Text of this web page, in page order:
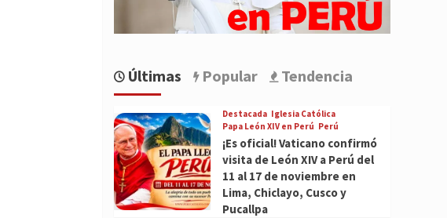
Últimas Popular Tendencia
Destacada Iglesia Católica
Papa León XIV en Perú Perú
¡Es oficial! Vaticano confirmó
visita de León XIV a Perú del
11 al 17 de noviembre en
Lima, Chiclayo, Cusco y
Pucallpa